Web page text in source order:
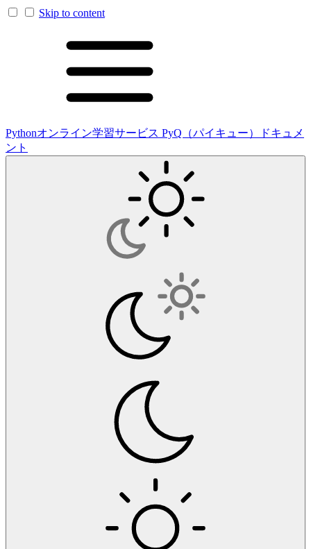
Skip to content
Pythonオンライン学習サービス PyQ（パイキュー）ドキュメ
ント